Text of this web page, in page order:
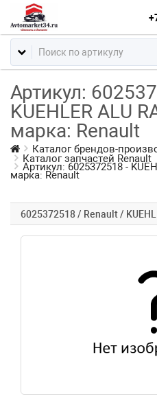
Артикул:
KUEHLER ALU
марка: Renault
Каталог брендов-
Каталог запчастей Renault
Артикул: 6025372518 -
марка: Renault
6025372518 / Renault /